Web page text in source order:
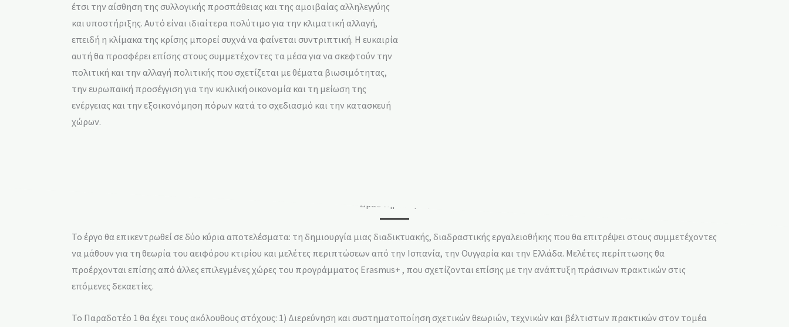
έτσι την αίσθηση της συλλογικής προσπάθειας και της αμοιβαίας αλληλεγγύης
και υποστήριξης. Αυτό είναι ιδιαίτερα πολύτιμο για την κλιματική αλλαγή,
επειδή η κλίμακα της κρίσης μπορεί συχνά να φαίνεται συντριπτική. Η ευκαιρία
αυτή θα προσφέρει επίσης στους συμμετέχοντες τα μέσα για να σκεφτούν την
πολιτική και την αλλαγή πολιτικής που σχετίζεται με θέματα βιωσιμότητας,
την ευρωπαϊκή προσέγγιση για την κυκλική οικονομία και τη μείωση της
ενέργειας και την εξοικονόμηση πόρων κατά το σχεδιασμό και την κατασκευή
χώρων.
Δραστηριότητες
Το έργο θα επικεντρωθεί σε δύο κύρια αποτελέσματα: τη δημιουργία μιας διαδικτυακής, διαδραστικής εργαλειοθήκης που θα επιτρέψει στους συμμετέχοντες
να μάθουν για τη θεωρία του αειφόρου κτιρίου και μελέτες περιπτώσεων από την Ισπανία, την Ουγγαρία και την Ελλάδα. Mελέτες περίπτωσης θα
προέρχονται επίσης από άλλες επιλεγμένες χώρες του προγράμματος Erasmus+ , που σχετίζονται επίσης με την ανάπτυξη πράσινων πρακτικών στις
επόμενες δεκαετίες.
Το Παραδοτέο 1 θα έχει τους ακόλουθους στόχους: 1) Διερεύνηση και συστηματοποίηση σχετικών θεωριών, τεχνικών και βέλτιστων πρακτικών στον τομέα